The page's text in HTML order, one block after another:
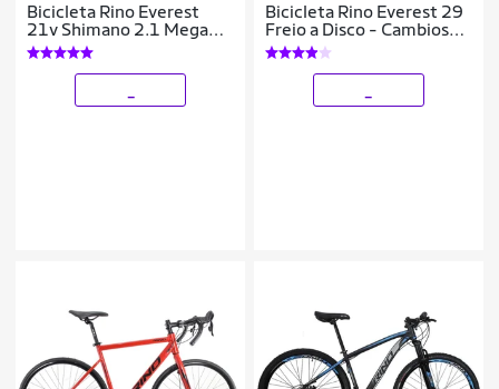
Bicicleta Rino Everest
21v Shimano 2.1 Mega
Ranger Hidraulico
Bicicleta Rino Everest 29
Freio a Disco - Cambios
Shimano 21v